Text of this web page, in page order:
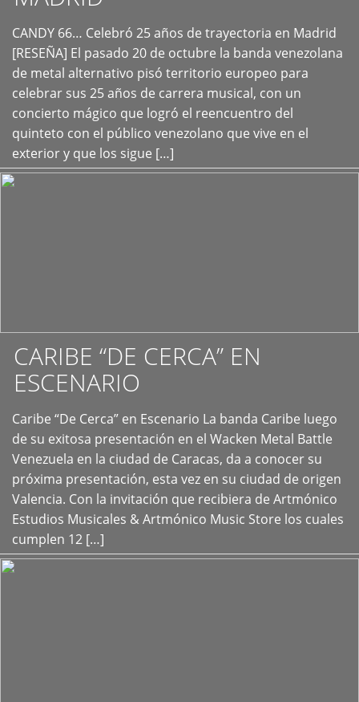
CANDY 66… Celebró 25 años de trayectoria en Madrid
[RESEÑA] El pasado 20 de octubre la banda venezolana
de metal alternativo pisó territorio europeo para
celebrar sus 25 años de carrera musical, con un
concierto mágico que logró el reencuentro del
quinteto con el público venezolano que vive en el
exterior y que los sigue […]
+
CARIBE “DE CERCA” EN
ESCENARIO
Caribe “De Cerca” en Escenario La banda Caribe luego
de su exitosa presentación en el Wacken Metal Battle
Venezuela en la ciudad de Caracas, da a conocer su
próxima presentación, esta vez en su ciudad de origen
Valencia. Con la invitación que recibiera de Artmónico
Estudios Musicales & Artmónico Music Store los cuales
cumplen 12 […]
+